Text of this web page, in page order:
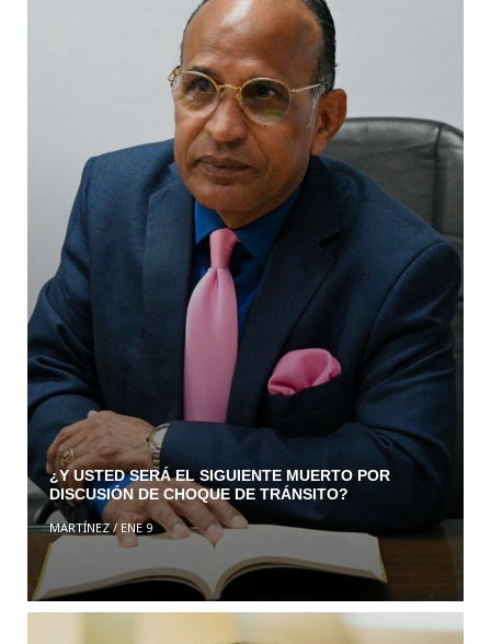
¿Y USTED SERÁ EL SIGUIENTE MUERTO POR
DISCUSIÓN DE CHOQUE DE TRÁNSITO?
MARTÍNEZ/ ENE 9